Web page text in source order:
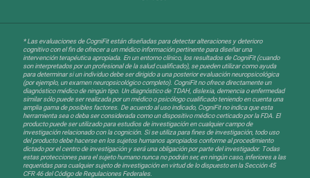
* Las evaluaciones de CogniFit están diseñadas para detectar alteraciones y deterioro
cognitivo con el fin de ofrecer a un médico información pertinente para diseñar una
intervención terapéutica apropiada. En un entorno clínico, los resultados de CogniFit (cuando
son interpretados por un profesional de la salud cualificado), se pueden utilizar como ayuda
para determinar si un individuo debe ser dirigido a una posterior evaluación neuropsicológica
(por ejemplo, un examen neuropsicológico completo). CogniFit no ofrece directamente un
diagnóstico médico de ningún tipo. Un diagnóstico de TDAH, dislexia, demencia o enfermedad
similar sólo puede ser realizada por un médico o psicólogo cualificado teniendo en cuenta una
amplia gama de posibles factores. De acuerdo al uso indicado, CogniFit no indica que esta
herramienta sea o deba ser considerada como un dispositivo médico certicado por la FDA. El
producto puede ser utilizado para estudios de investigación en cualquier campo de
investigación relacionado con la cognición. Si se utiliza para fines de investigación, todo uso
del producto debe hacerse en los sujetos humanos apropiados conforme al procedimiento
dictado por el centro de investigación y será una obligación por parte del investigador. Todas
estas protecciones para el sujeto humano nunca no podrán ser, en ningún caso, inferiores a las
requeridas para cualquier sujeto de investigación en virtud de lo dispuesto en la Sección 45
CFR 46 del Código de Regulaciones Federales.